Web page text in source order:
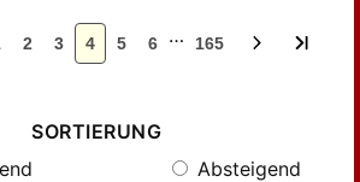
2 3 4 5 6 … 165
SORTIERUNG
Absteigend